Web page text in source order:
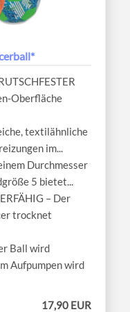
Oberfläche
textilähnliche
im...
Durchmesser
5 bietet...
– Der
trocknet
Ball wird
Aufpumpen wird
17,90 EUR